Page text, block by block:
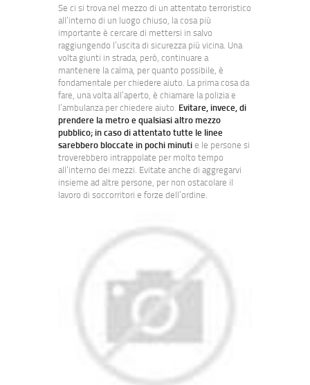
Se ci si trova nel mezzo di un attentato terroristico
all’interno di un luogo chiuso, la cosa più
importante è cercare di mettersi in salvo
raggiungendo l’uscita di sicurezza più vicina. Una
volta giunti in strada, però, continuare a
mantenere la calma, per quanto possibile, è
fondamentale per chiedere aiuto. La prima cosa da
fare, una volta all’aperto, è chiamare la polizia e
l’ambulanza per chiedere aiuto. Evitare, invece, di
prendere la metro e qualsiasi altro mezzo
pubblico; in caso di attentato tutte le linee
sarebbero bloccate in pochi minutie le persone si
troverebbero intrappolate per molto tempo
all’interno dei mezzi. Evitate anche di aggregarvi
insieme ad altre persone, per non ostacolare il
lavoro di soccorritori e forze dell’ordine.